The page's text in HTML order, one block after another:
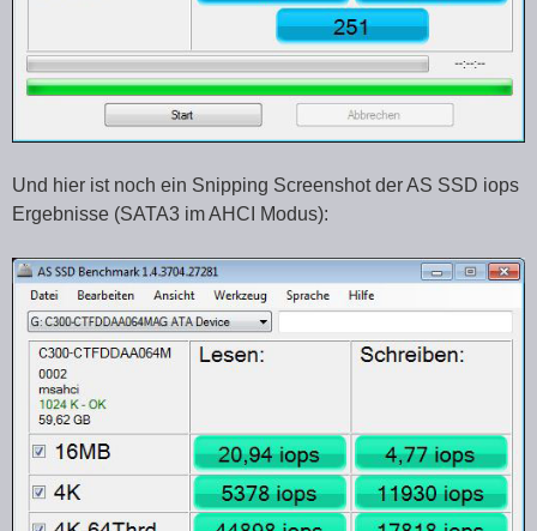
Und hier ist noch ein Snipping Screenshot der AS SSD iops
Ergebnisse (SATA3 im AHCI Modus):